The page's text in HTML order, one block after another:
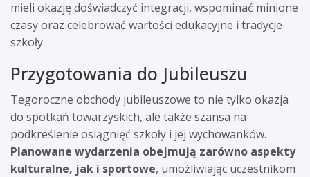
mieli okazję doświadczyć integracji, wspominać minione
czasy oraz celebrować wartości edukacyjne i tradycje
szkoły.
Przygotowania do Jubileuszu
Tegoroczne obchody jubileuszowe to nie tylko okazja
do spotkań towarzyskich, ale także szansa na
podkreślenie osiągnięć szkoły i jej wychowanków.
Planowane wydarzenia obejmują zarówno aspekty
kulturalne, jak i sportowe, umożliwiając uczestnikom